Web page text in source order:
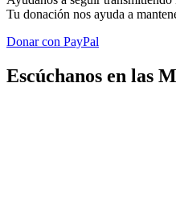
Tu donación nos ayuda a
Donar con PayPal
Escúchanos en las